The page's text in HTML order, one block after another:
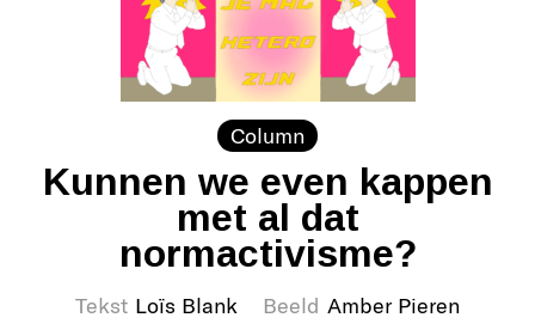
Column
Kunnen we even kappen
met al dat
normactivisme?
Tekst Loïs Blank Beeld Amber Pieren